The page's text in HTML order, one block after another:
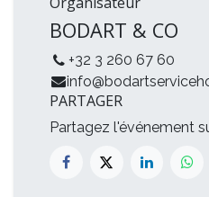
BODART & CO
+32 3 260 67 60
PARTAGER
Partagez l'événement